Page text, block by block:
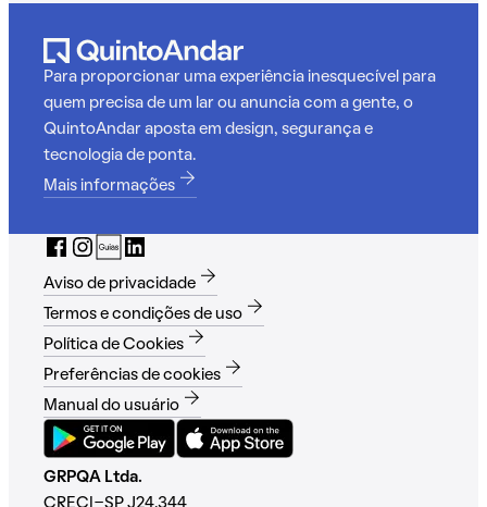
Para proporcionar uma experiência inesquecível para
quem precisa de um lar ou anuncia com a gente, o
QuintoAndar aposta em design, segurança e
tecnologia de ponta.
Mais informações
Aviso de privacidade
Termos e condições de uso
Política de Cookies
Preferências de cookies
Manual do usuário
GRPQA Ltda.